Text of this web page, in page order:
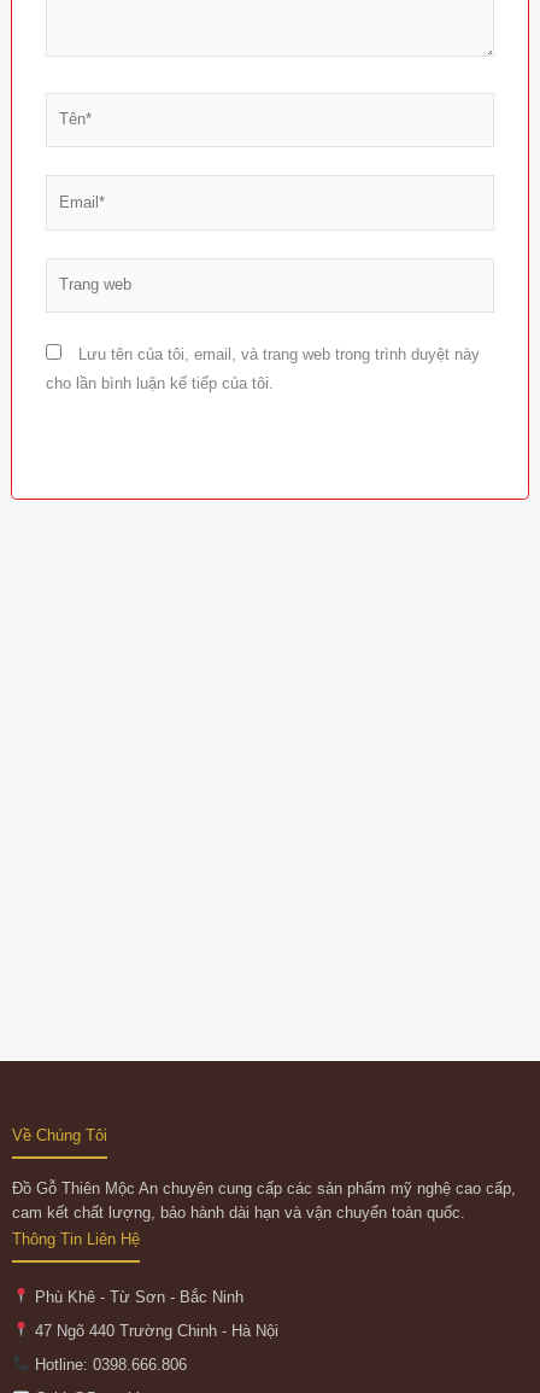
Lưu tên của tôi, email, và trang web trong trình duyệt này
cho lần bình luận kế tiếp của tôi.
Về Chúng Tôi
Đồ Gỗ Thiên Mộc An chuyên cung cấp các sản phẩm mỹ nghệ cao cấp,
cam kết chất lượng, bảo hành dài hạn và vận chuyển toàn quốc.
Thông Tin Liên Hệ
Phù Khê - Từ Sơn - Bắc Ninh
47 Ngõ 440 Trường Chinh - Hà Nội
Hotline: 0398.666.806